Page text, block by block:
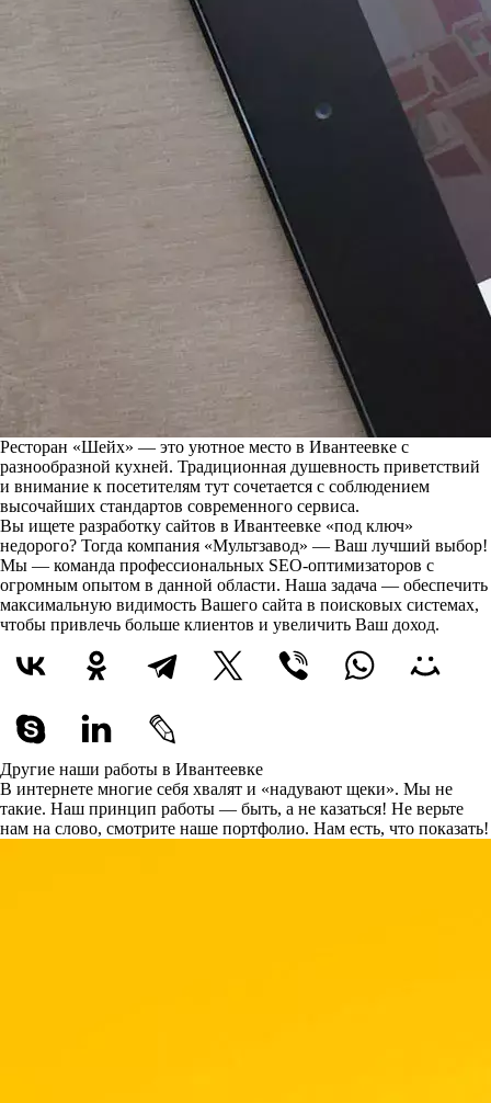
Ресторан «Шейх» — это уютное место в Ивантеевке с
разнообразной кухней. Традиционная душевность приветствий
и внимание к посетителям тут сочетается с соблюдением
высочайших стандартов современного сервиса.
Вы ищете разработку сайтов в Ивантеевке «под ключ»
недорого? Тогда компания «Мультзавод» — Ваш лучший выбор!
Мы — команда профессиональных SEO-оптимизаторов с
огромным опытом в данной области. Наша задача — обеспечить
максимальную видимость Вашего сайта в поисковых системах,
чтобы привлечь больше клиентов и увеличить Ваш доход.
Другие наши работы в Ивантеевке
В интернете многие себя хвалят и «надувают щеки». Мы не
такие. Наш принцип работы — быть, а не казаться! Не верьте
нам на слово, смотрите наше портфолио. Нам есть, что показать!